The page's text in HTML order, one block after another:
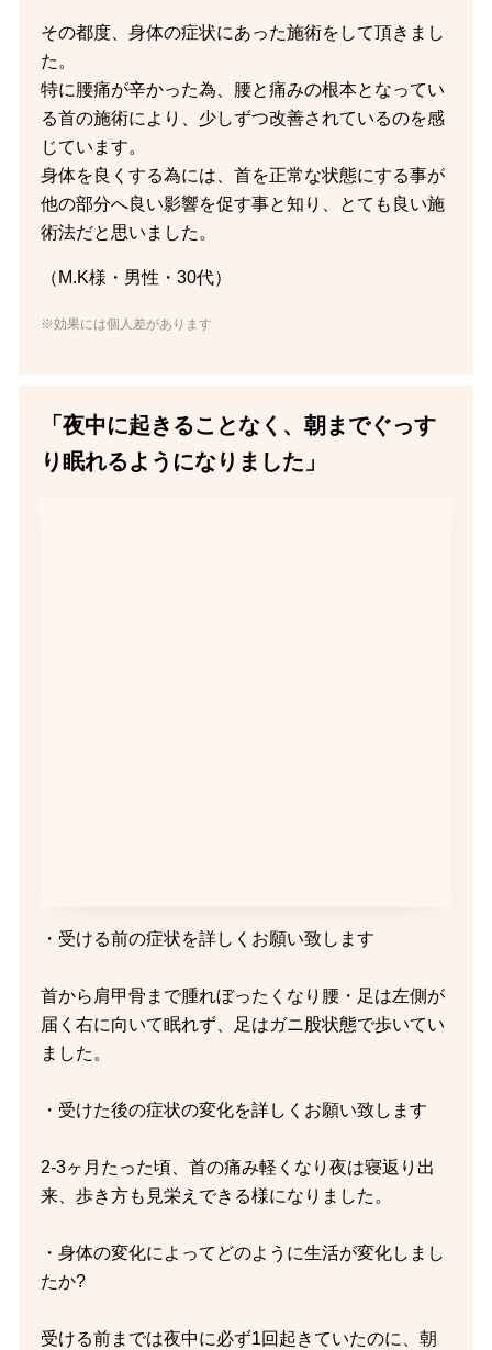
その都度、身体の症状にあった施術をして頂きまし
た。
特に腰痛が辛かった為、腰と痛みの根本となってい
る首の施術により、少しずつ改善されているのを感
じています。
身体を良くする為には、首を正常な状態にする事が
他の部分へ良い影響を促す事と知り、とても良い施
術法だと思いました。
（M.K様・男性・30代）
※効果には個人差があります
「夜中に起きることなく、朝までぐっす
り眠れるようになりました」
・受ける前の症状を詳しくお願い致します
首から肩甲骨まで腫れぼったくなり腰・足は左側が
届く右に向いて眠れず、足はガニ股状態で歩いてい
ました。
・受けた後の症状の変化を詳しくお願い致します
2-3ヶ月たった頃、首の痛み軽くなり夜は寝返り出
来、歩き方も見栄えできる様になりました。
・身体の変化によってどのように生活が変化しまし
たか?
受ける前までは夜中に必ず1回起きていたのに、朝